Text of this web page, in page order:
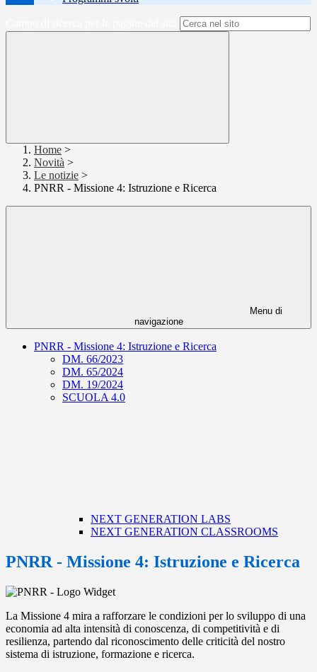
Home >
Novità >
Le notizie >
PNRR - Missione 4: Istruzione e Ricerca
Menu di
navigazione
PNRR - Missione 4: Istruzione e Ricerca
DM. 66/2023
DM. 65/2024
DM. 19/2024
SCUOLA 4.0
NEXT GENERATION LABS
NEXT GENERATION CLASSROOMS
PNRR - Missione 4: Istruzione e Ricerca
La Missione 4 mira a rafforzare le condizioni per lo sviluppo di una
economia ad alta intensità di conoscenza, di competitività e di
resilienza, partendo dal riconoscimento delle criticità del nostro
sistema di istruzione, formazione e ricerca.